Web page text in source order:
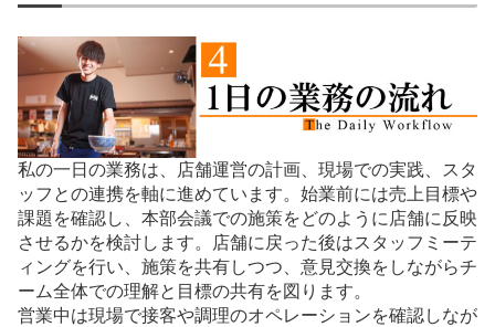
私の一日の業務は、店舗運営の計画、現場での実践、スタ
ッフとの連携を軸に進めています。始業前には売上目標や
課題を確認し、本部会議での施策をどのように店舗に反映
させるかを検討します。店舗に戻った後はスタッフミーテ
ィングを行い、施策を共有しつつ、意見交換をしながらチ
ーム全体での理解と目標の共有を図ります。
営業中は現場で接客や調理のオペレーションを確認しなが